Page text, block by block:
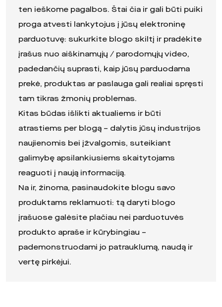
ten ieškome pagalbos. Štai čia ir gali būti puiki
proga atvesti lankytojus į jūsų elektroninę
parduotuvę: sukurkite blogo skiltį ir pradėkite
įrašus nuo aiškinamųjų / parodomųjų video,
padedančių suprasti, kaip jūsų parduodama
prekė, produktas ar paslauga gali realiai spręsti
tam tikras žmonių problemas.
Kitas būdas išlikti aktualiems ir būti
atrastiems per blogą – dalytis jūsų industrijos
naujienomis bei įžvalgomis, suteikiant
galimybę apsilankiusiems skaitytojams
reaguoti į naują informaciją.
Na ir, žinoma, pasinaudokite blogu savo
produktams reklamuoti: tą daryti blogo
įrašuose galėsite plačiau nei parduotuvės
produkto apraše ir kūrybingiau –
pademonstruodami jo patrauklumą, naudą ir
vertę pirkėjui.